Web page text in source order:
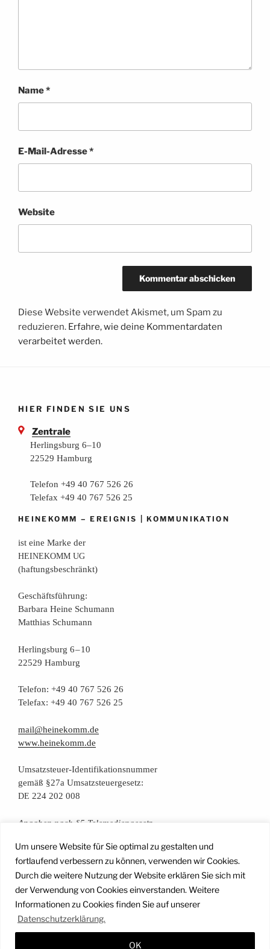
Um unsere Website für Sie optimal zu gestalten und
fortlaufend verbessern zu können, verwenden wir Cookies.
Durch die weitere Nutzung der Website erklären Sie sich mit
der Verwendung von Cookies einverstanden. Weitere
Informationen zu Cookies finden Sie auf unserer
Datenschutzerklärung.
OK
Name*
E-Mail-Adresse*
Website
Diese Website verwendet Akismet, um Spam zu
reduzieren. Erfahre, wie deine Kommentardaten
verarbeitet werden.
HIER FINDEN SIE UNS
Zentrale
Herlingsburg 6–10
22529 Hamburg
Telefon +49 40 767 526 26
Telefax +49 40 767 526 25
HEINEKOMM –EREIGNIS |KOMMUNIKATION
ist eine Mar­ke der
HEINEKOMM UG
(haf­tungs­be­schränkt)
Geschäfts­füh­rung:
Bar­ba­ra Hei­ne Schumann
Mat­thi­as Schumann
Her­lings­burg 6 – 10
22529 Hamburg
Tele­fon: +49 40 767 526 26
Tele­fax: +49 40 767 526 25
mail@heinekomm.de
www.heinekomm.de
Umsatz­steu­er-Iden­ti­fi­ka­ti­ons­num­mer
gemäß §27a Umsatzsteuergesetz:
DE 224 202 008
Anga­ben nach §5 Telemediengesetz
Daten­schutz­er­klä­rung
FacebookInstagramYouTubeMail